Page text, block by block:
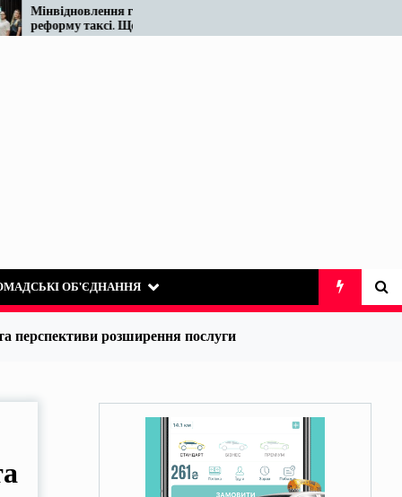
готує
таксі. Що відомо
таксі існує десятиліттями
ОБ’ЄДНАННЯ
перспективи розширення послуги